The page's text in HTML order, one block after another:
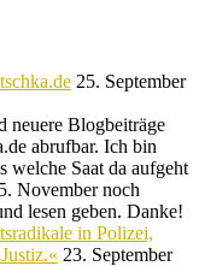
25. September
neuere Blogbeiträge
abrufbar. Ich bin
welche Saat da aufgeht
November noch
lesen geben. Danke!
in Polizei,
23. September